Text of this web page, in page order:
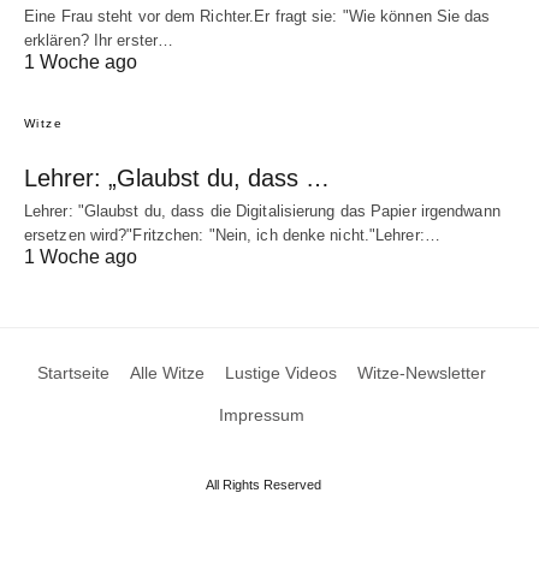
Eine Frau steht vor dem Richter.Er fragt sie: "Wie können Sie das
erklären? Ihr erster…
1 Woche ago
Witze
Lehrer: „Glaubst du, dass …
Lehrer: "Glaubst du, dass die Digitalisierung das Papier irgendwann
ersetzen wird?"Fritzchen: "Nein, ich denke nicht."Lehrer:…
1 Woche ago
Startseite Alle Witze Lustige Videos Witze-Newsletter
Impressum
All Rights Reserved